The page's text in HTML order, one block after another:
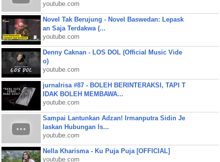
youtube.com
Novel Tak Berujung - Novel Baswedan: Lepask
an Saja Terdakwa (...
youtube.com
Denny Caknan - LOS DOL (Official Music Vide
o)
youtube.com
jurnalrisa #87 - BOLEH BERINTERAKSI, TAPI T
IDAK BOLEH MEMBAWA...
youtube.com
Sampai Lantunkan Adzan! Irmanputra Sidin Je
laskan Hubungan Is...
youtube.com
Nella Kharisma - Ku Puja Puja [OFFICIAL]
youtube.com